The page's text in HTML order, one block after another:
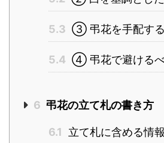
5.3 ③ 弔花を手配す
5.4 ④ 弔花で避ける
6 弔花の立て札の書き方
6.1 立て札に含める情報